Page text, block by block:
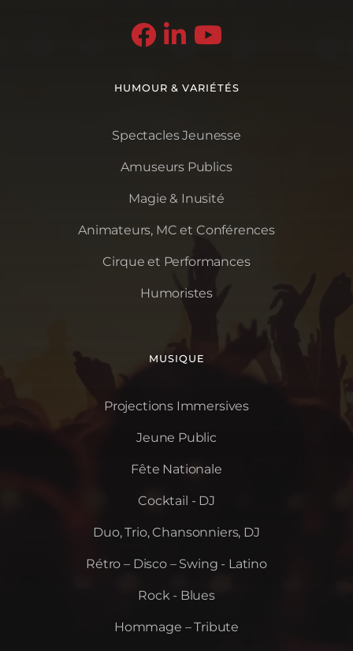
  
HUMOUR & VARIÉTÉS
Spectacles Jeunesse
Amuseurs Publics
Magie & Inusité
Animateurs, MC et Conférences
Cirque et Performances
Humoristes
MUSIQUE
Projections Immersives
Jeune Public
Fête Nationale
Cocktail - DJ
Duo, Trio, Chansonniers, DJ
Rétro – Disco – Swing - Latino
Rock - Blues
Hommage – Tribute